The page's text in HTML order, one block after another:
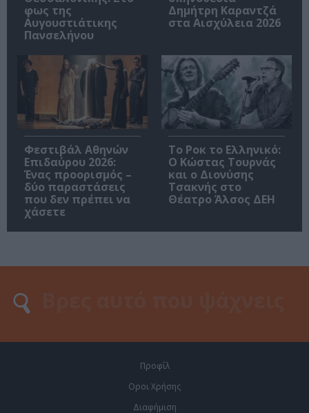
φως της
Αυγουστιάτικης
Πανσελήνου
Δημήτρη Καραντζά
στα Αισχύλεια 2026
Φεστιβάλ Αθηνών
Επιδαύρου 2026:
Ένας προορισμός –
δύο παραστάσεις
που δεν πρέπει να
χάσετε
Το Ροκ το Ελληνικό:
Ο Κώστας Τουρνάς
και ο Διονύσης
Τσακνής στο
Θέατρο Άλσος ΔΕΗ
Προφίλ
Οροι Χρήσης
Διαφήμιση